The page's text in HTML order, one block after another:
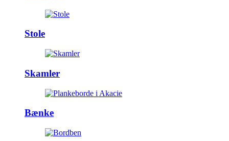
Stole
Skamler
Bænke